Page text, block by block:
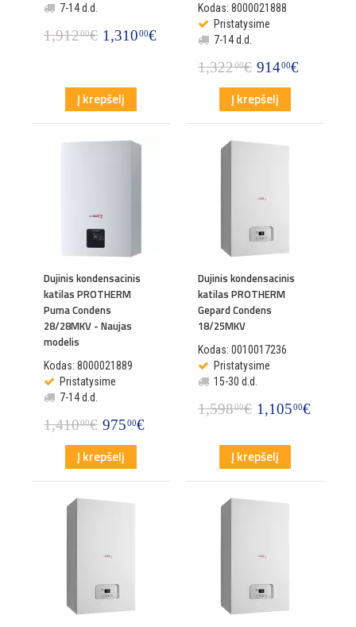
7-14 d.d.
1,91200€ 1,31000€
Į krepšelį
Kodas: 8000021888
Pristatysime
7-14 d.d.
1,32200€ 91400€
Į krepšelį
Dujinis kondensacinis
katilas PROTHERM
Puma Condens
28/28MKV - Naujas
modelis
Kodas: 8000021889
Pristatysime
7-14 d.d.
1,41000€ 97500€
Į krepšelį
Dujinis kondensacinis
katilas PROTHERM
Gepard Condens
18/25MKV
Kodas: 0010017236
Pristatysime
15-30 d.d.
1,59800€ 1,10500€
Į krepšelį